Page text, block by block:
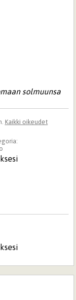
solmuunsa
Kaikki oikeudet